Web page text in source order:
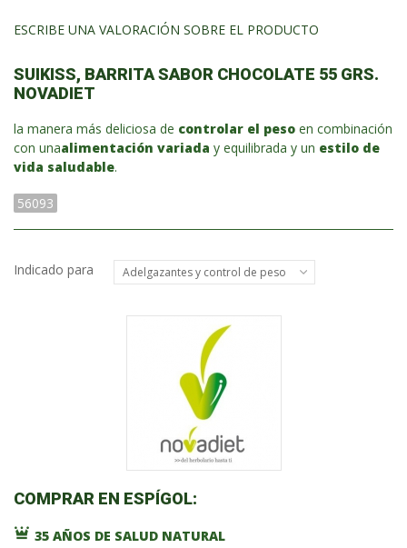
ESCRIBE UNA VALORACIÓN SOBRE EL PRODUCTO
SUIKISS, BARRITA SABOR CHOCOLATE 55 GRS.
NOVADIET
la manera más deliciosa de controlar el peso en combinación
con unaalimentación variada y equilibrada y un estilo de
vida saludable.
56093
Indicado para Adelgazantes y control de peso
COMPRAR EN ESPÍGOL:
35 AÑOS DE SALUD NATURAL